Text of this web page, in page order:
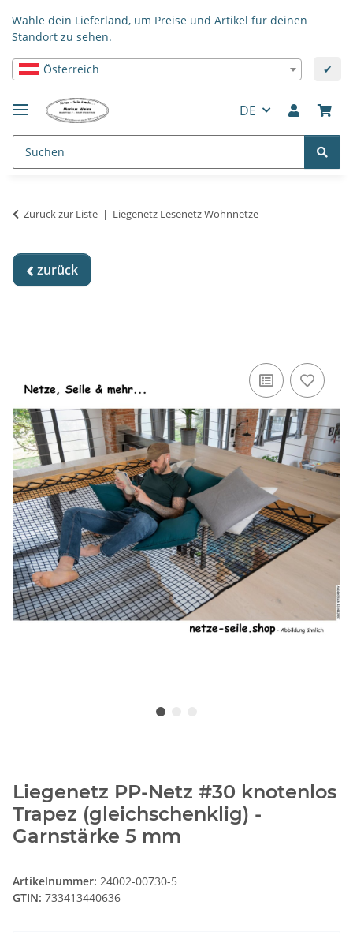
Wähle dein Lieferland, um Preise und Artikel für deinen
Standort zu sehen.
Österreich ✔
DE
Zurück zur Liste Liegenetz Lesenetz Wohnnetze
 zurück
Liegenetz PP-Netz #30 knotenlos
Trapez (gleichschenklig) -
Garnstärke 5 mm
Artikelnummer: 24002-00730-5
GTIN: 733413440636